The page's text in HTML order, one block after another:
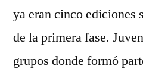
ya eran cinco ediciones
de la primera fase.
grupos donde formó